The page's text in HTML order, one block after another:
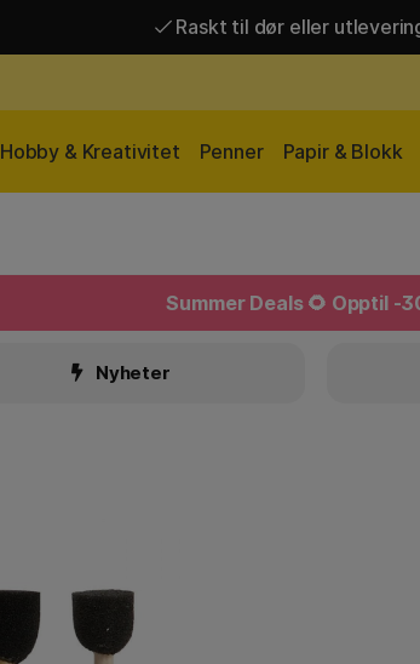
Raskt til dør eller
Hobby & Kreativitet Penner Papir & Blokk
Summer Deals 🌻 Opptil -
Nyheter